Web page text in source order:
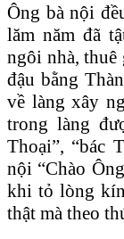
Ông bà nội
lăm năm đã
ngôi nhà, thuê
đậu bằng
về làng xây
trong làng
Thoại”, “bác
nội “Chào
khi tỏ lòng
thật mà theo